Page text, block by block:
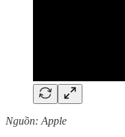
Nguồn: Apple